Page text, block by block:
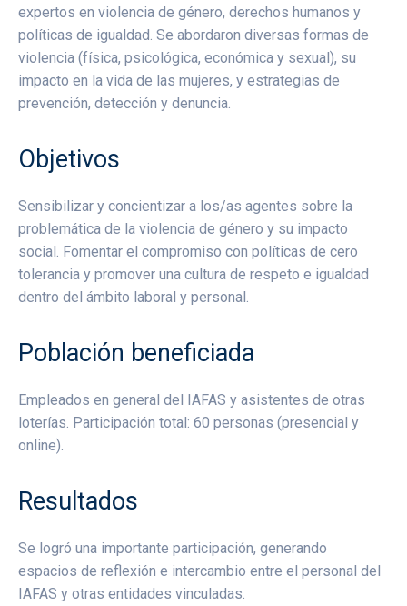
expertos en violencia de género, derechos humanos y
políticas de igualdad. Se abordaron diversas formas de
violencia (física, psicológica, económica y sexual), su
impacto en la vida de las mujeres, y estrategias de
prevención, detección y denuncia.
Objetivos
Sensibilizar y concientizar a los/as agentes sobre la
problemática de la violencia de género y su impacto
social. Fomentar el compromiso con políticas de cero
tolerancia y promover una cultura de respeto e igualdad
dentro del ámbito laboral y personal.
Población beneficiada
Empleados en general del IAFAS y asistentes de otras
loterías. Participación total: 60 personas (presencial y
online).
Resultados
Se logró una importante participación, generando
espacios de reflexión e intercambio entre el personal del
IAFAS y otras entidades vinculadas.